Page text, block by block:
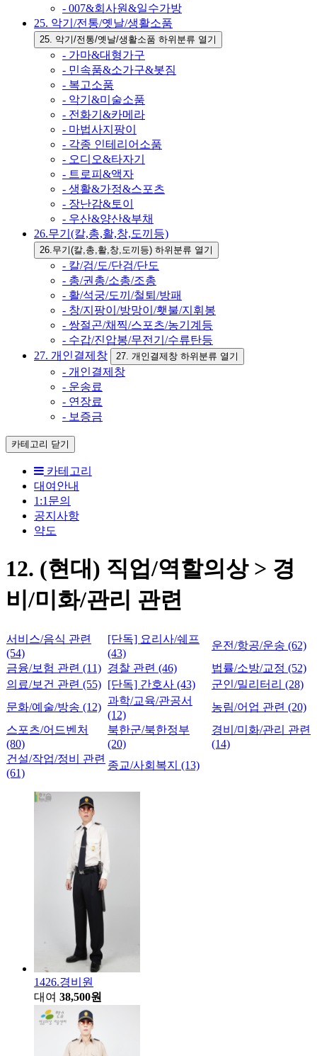
- 007&회사원&일수가방
25. 악기/전통/옛날/생활소품
25. 악기/전통/옛날/생활소품 하위분류 열기
- 가마&대형가구
- 민속품&소가구&봇짐
- 복고소품
- 악기&미술소품
- 전화기&카메라
- 마법사지팡이
- 각종 인테리어소품
- 오디오&타자기
- 트로피&액자
- 생활&가정&스포츠
- 장난감&토이
- 우산&양산&부채
26.무기(칼,총,활,창,도끼등)
26.무기(칼,총,활,창,도끼등) 하위분류 열기
- 칼/검/도/단검/단도
- 총/권총/소총/조총
- 활/석궁/도끼/철퇴/방패
- 창/지팡이/방망이/횃불/지휘봉
- 쌍절곤/채찍/스포츠/농기계등
- 수갑/진압봉/무전기/수류탄등
27. 개인결제창
27. 개인결제창 하위분류 열기
- 개인결제창
- 운송료
- 연장료
- 보증금
카테고리 닫기
카테고리
대여안내
1:1문의
공지사항
약도
12. (현대) 직업/역할의상 > 경
비/미화/관리 관련
서비스/음식 관련
(54)
[단독] 요리사/쉐프
(43)
운전/항공/운송 (62)
금융/보험 관련 (11) 경찰 관련 (46)
법률/소방/교정 (52)
의료/보건 관련 (55) [단독] 간호사 (43)
군인/밀리터리 (28)
문화/예술/방송 (12)
과학/교육/관공서
(12)
농림/어업 관련 (20)
스포츠/어드벤처
(80)
북한군/북한정부
(20)
경비/미화/관리 관련
(14)
건설/작업/정비 관련
(61)
종교/사회복지 (13)
1426.경비원
대여 38,500원